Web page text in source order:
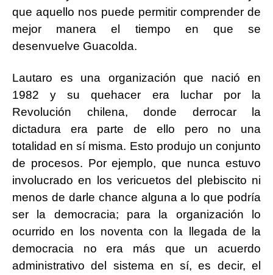
que aquello nos puede permitir comprender de
mejor manera el tiempo en que se
desenvuelve Guacolda.
Lautaro es una organización que nació en
1982 y su quehacer era luchar por la
Revolución chilena, donde derrocar la
dictadura era parte de ello pero no una
totalidad en sí misma. Esto produjo un conjunto
de procesos. Por ejemplo, que nunca estuvo
involucrado en los vericuetos del plebiscito ni
menos de darle chance alguna a lo que podría
ser la democracia; para la organización lo
ocurrido en los noventa con la llegada de la
democracia no era más que un acuerdo
administrativo del sistema en sí, es decir, el